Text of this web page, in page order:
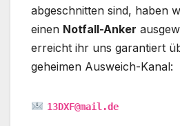
abgeschnitten sind, haben
einen Notfall-Anker
erreicht ihr uns garantiert
geheimen Ausweich-Kanal:
13DXF@mail.de